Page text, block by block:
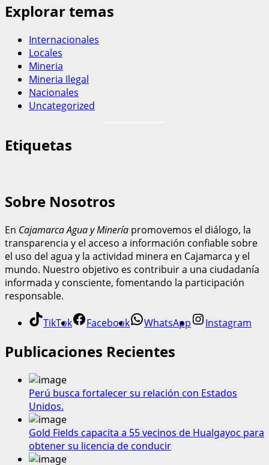
Explorar temas
Internacionales
Locales
Mineria
Mineria Ilegal
Nacionales
Uncategorized
Etiquetas
Sobre Nosotros
En Cajamarca Agua y Minería promovemos el diálogo, la
transparencia y el acceso a información confiable sobre
el uso del agua y la actividad minera en Cajamarca y el
mundo. Nuestro objetivo es contribuir a una ciudadanía
informada y consciente, fomentando la participación
responsable.
TikTok Facebook WhatsApp Instagram
Publicaciones Recientes
Perú busca fortalecer su relación con Estados
Unidos.
Gold Fields capacita a 55 vecinos de Hualgayoc para
obtener su licencia de conducir